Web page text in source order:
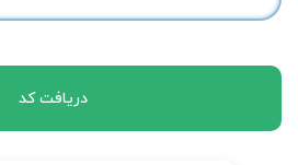
دریافت کد